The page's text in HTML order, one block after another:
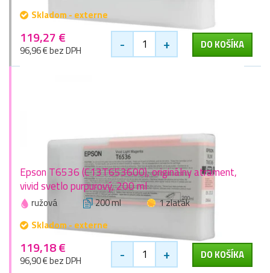
Skladom - externe
119,27 €
96,96 € bez DPH - + DO KOŠÍKA
Epson T6536 (C13T653600), originálny atrament,
vivid svetlo purpurový, 200 ml
ružová 200 ml
1 zlaťák
Skladom - externe
119,18 €
96,90 € bez DPH - + DO KOŠÍKA